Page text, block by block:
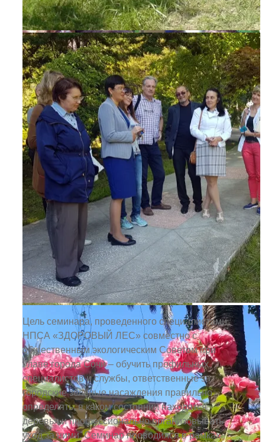
Цель семинара, проведенного специалистами
НПСА «ЗДОРОВЫЙ ЛЕС» совместно с
общественным экологическим Советом при
Главе города Сочи – обучить профильных
специалистов и службы, ответственные за
городские зелёные насаждения правильно
определять, в каком состоянии находятся
деревья и профессионально организовывать
уход за ними. Семинар проводился в рамках